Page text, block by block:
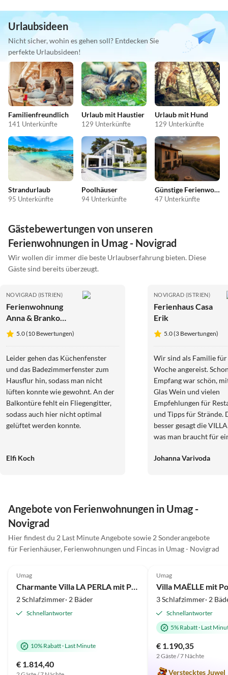
Urlaubsideen
Nicht sicher, wohin es gehen soll? Entdecken Sie
perfekte Urlaubsideen!
Familienfreundlich
141 Unterkünfte
Urlaub mit Haustier
129 Unterkünfte
Urlaub mit Hund
129 Unterkünfte
Strandurlaub
95 Unterkünfte
Poolhäuser
94 Unterkünfte
Günstige Ferienwohnungen
47 Unterkünfte
Gästebewertungen von unseren
Ferienwohnungen in Umag - Novigrad
Wir wollen dir immer die beste Urlaubserfahrung bieten. Diese
Gäste sind bereits überzeugt.
NOVIGRAD (ISTRIEN)
Ferienwohnung
Anna & Branko
Ferienwohnung 2
5.0 (10 Bewertungen)
Leider gehen das Küchenfenster
und das Badezimmerfenster zum
Hausflur hin, sodass man nicht
lüften konnte wie gewohnt. An der
Balkontüre fehlt ein Fliegengitter,
sodass auch hier nicht optimal
gelüftet werden konnte.
Elfi Koch
NOVIGRAD (ISTRIEN)
Ferienhaus Casa
Erik
5.0 (3 Bewertungen)
Wir sind als Familie für
Woche angereist.
Empfang war schön,
Glas Wein und vielen
Empfehlungen für
und Tipps für Strände.
besser gesagt die
was man braucht für
Riesen Pool, 5
(Strand-) Bars,
Eisdielen. Alles in
Johanna Varivoda
Angebote von Ferienwohnungen in Umag -
Novigrad
Hier findest du 2 Last Minute Angebote sowie 2 Sonderangebote
für Ferienhäuser, Ferienwohnungen und Fincas in Umag - Novigrad
Umag
Charmante Villa LA PERLA mit Pool und Jacuzzi Umag
2 Schlafzimmer· 2 Bäder
Schnellantworter
10% Rabatt· Last Minute
€ 1.814,40
Umag
Villa MAËLLE mit
3 Schlafzimmer· 2
Schnellantworter
5% Rabatt· Last
€ 1.190,35
2 Gäste / 7 Nächte
Verstecktes Juwel